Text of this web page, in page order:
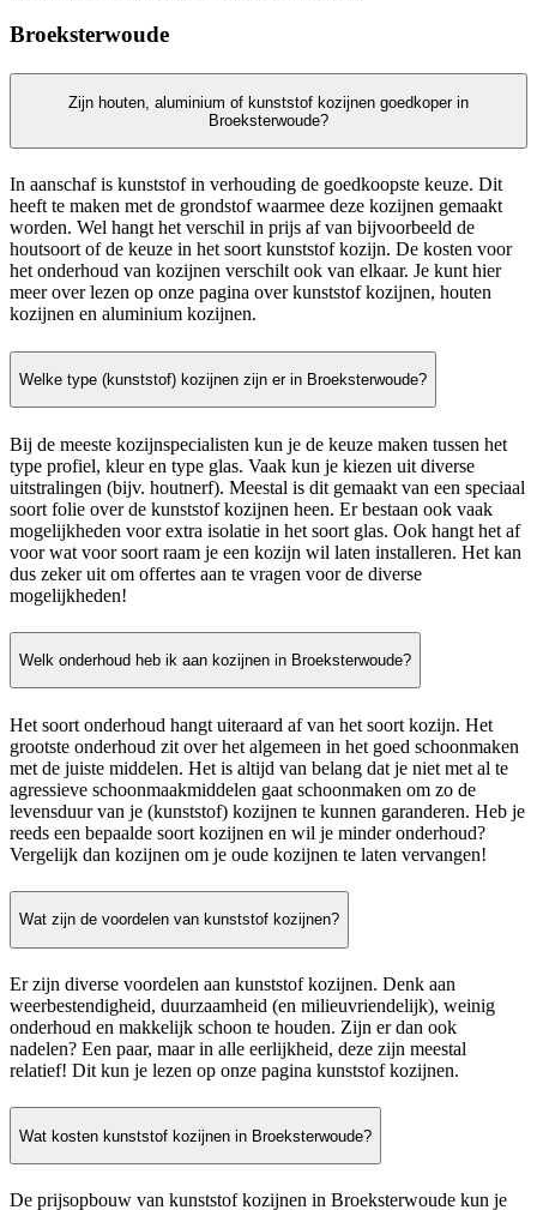
Broeksterwoude
Zijn houten, aluminium of kunststof kozijnen goedkoper in
Broeksterwoude?
In aanschaf is kunststof in verhouding de goedkoopste keuze. Dit
heeft te maken met de grondstof waarmee deze kozijnen gemaakt
worden. Wel hangt het verschil in prijs af van bijvoorbeeld de
houtsoort of de keuze in het soort kunststof kozijn. De kosten voor
het onderhoud van kozijnen verschilt ook van elkaar. Je kunt hier
meer over lezen op onze pagina over kunststof kozijnen, houten
kozijnen en aluminium kozijnen.
Welke type (kunststof) kozijnen zijn er in Broeksterwoude?
Bij de meeste kozijnspecialisten kun je de keuze maken tussen het
type profiel, kleur en type glas. Vaak kun je kiezen uit diverse
uitstralingen (bijv. houtnerf). Meestal is dit gemaakt van een speciaal
soort folie over de kunststof kozijnen heen. Er bestaan ook vaak
mogelijkheden voor extra isolatie in het soort glas. Ook hangt het af
voor wat voor soort raam je een kozijn wil laten installeren. Het kan
dus zeker uit om offertes aan te vragen voor de diverse
mogelijkheden!
Welk onderhoud heb ik aan kozijnen in Broeksterwoude?
Het soort onderhoud hangt uiteraard af van het soort kozijn. Het
grootste onderhoud zit over het algemeen in het goed schoonmaken
met de juiste middelen. Het is altijd van belang dat je niet met al te
agressieve schoonmaakmiddelen gaat schoonmaken om zo de
levensduur van je (kunststof) kozijnen te kunnen garanderen. Heb je
reeds een bepaalde soort kozijnen en wil je minder onderhoud?
Vergelijk dan kozijnen om je oude kozijnen te laten vervangen!
Wat zijn de voordelen van kunststof kozijnen?
Er zijn diverse voordelen aan kunststof kozijnen. Denk aan
weerbestendigheid, duurzaamheid (en milieuvriendelijk), weinig
onderhoud en makkelijk schoon te houden. Zijn er dan ook
nadelen? Een paar, maar in alle eerlijkheid, deze zijn meestal
relatief! Dit kun je lezen op onze pagina kunststof kozijnen.
Wat kosten kunststof kozijnen in Broeksterwoude?
De prijsopbouw van kunststof kozijnen in Broeksterwoude kun je